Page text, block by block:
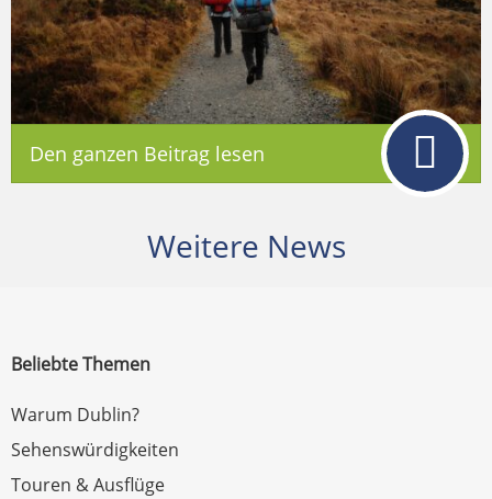
Den ganzen Beitrag lesen
Weitere News
Beliebte Themen
Warum Dublin?
Sehenswürdigkeiten
Touren & Ausflüge